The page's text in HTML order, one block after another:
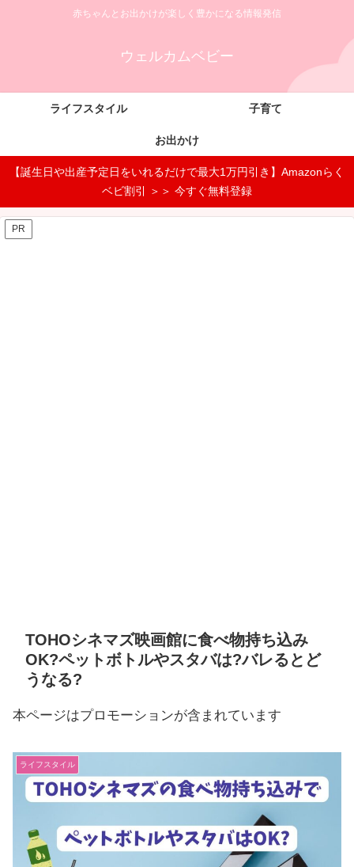
赤ちゃんとお出かけが楽しく豊かになる情報発信
ウェルカムベビー
ライフスタイル 子育て
お出かけ
【誕生日や出産予定日をいれるだけで最大1万円引き】Amazonらく
ベビ割引 ＞＞ 今すぐ無料登録
PR
TOHOシネマズ映画館に食べ物持ち込み
OK?ペットボトルやスタバは?バレるとど
うなる?
本ページはプロモーションが含まれています
ライフスタイル